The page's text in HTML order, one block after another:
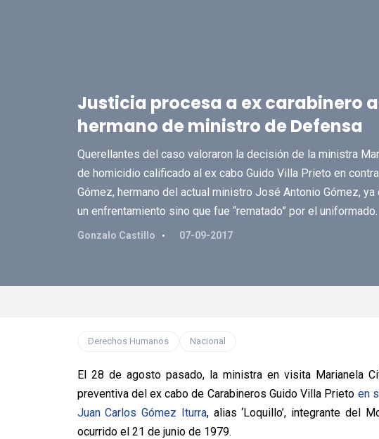
Justicia procesa a ex carabinero
hermano de ministro de Defensa
Querellantes del caso valoraron la decisión de la ministra
de homicidio calificado al ex cabo Guido Villa Prieto en
Gómez, hermano del actual ministro José Antonio Gómez,
un enfrentamiento sino que fue “rematado” por el uniformado.
Gonzalo Castillo 07-09-2017
Derechos Humanos Nacional
El 28 de agosto pasado, la ministra en visita Marianela
preventiva del ex cabo de Carabineros Guido Villa Prieto en
Juan Carlos Gómez Iturra, alias ‘Loquillo’, integrante del
ocurrido el 21 de junio de 1979.